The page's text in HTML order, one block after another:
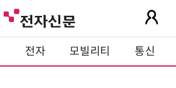
전자 모빌리티 통신